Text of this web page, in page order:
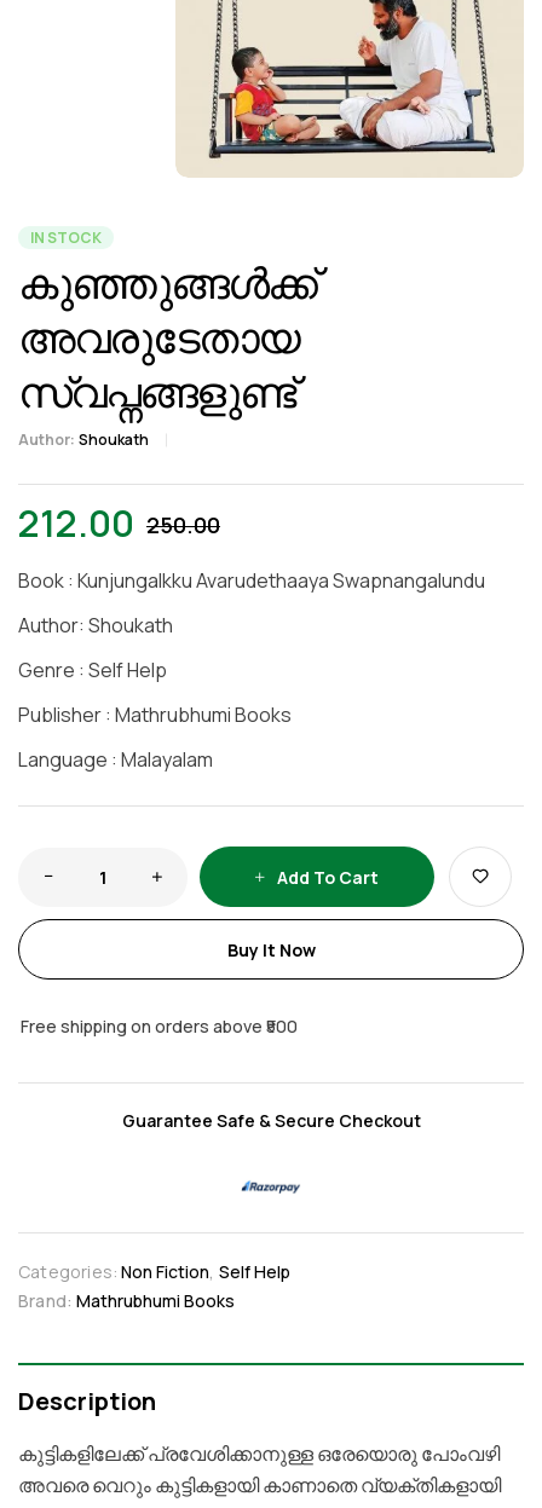
IN STOCK
കുഞ്ഞുങ്ങൾക്ക്
അവരുടേതായ
സ്വപ്നങ്ങളുണ്ട്
Author: Shoukath
250.00
212.00
Book : Kunjungalkku Avarudethaaya Swapnangalundu
Author: Shoukath
Genre : Self Help
Publisher : Mathrubhumi Books
Language : Malayalam
Add To Cart
Buy It Now
Free shipping on orders above ₹500
Guarantee Safe & Secure Checkout
Categories: Non Fiction, Self Help
Brand:Mathrubhumi Books
Description
കുട്ടികളിലേക്ക്പ്രവേശിക്കാനുള്ളഒരേയൊരു പോംവഴി
അവരെവെറുംകുട്ടികളായികാണാതെവ്യക്തികളായി